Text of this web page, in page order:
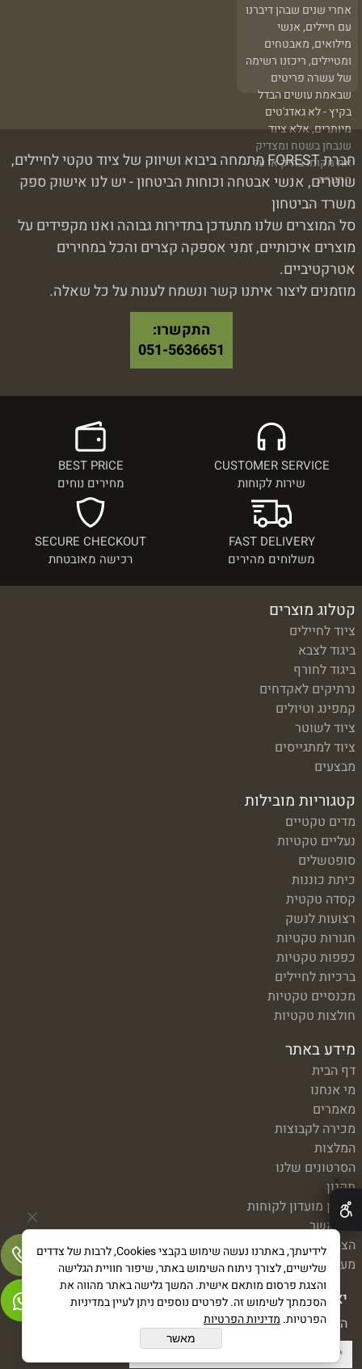
אחרי שנים שבהן דיברנו
עם חיילים, אנשי
מילואים, מאבטחים
ומטיילים, ריכזנו רשימה
של עשרה פריטים
שבאמת עושים הבדל
בקיץ - לא גאדג'טים
מיותרים, אלא ציוד
שנבחן בשטח ומצדיק
את מקומו בתיק או על
החגורה.
חברת FOREST מתמחה ביבוא ושיווק של ציוד טקטי לחיילים,
שוטרים, אנשי אבטחה וכוחות הביטחון - יש לנו אישוק ספק
משרד הביטחון
סל המוצרים שלנו מתעדכן בתדירות גבוהה ואנו מקפידים על
מוצרים איכותיים, זמני אספקה קצרים והכל במחירים
אטרקטיביים.
מוזמנים ליצור איתנו קשר ונשמח לענות על כל שאלה.
התקשרו:
051-5636651
CUSTOMER SERVICE
שירות לקוחות
BEST PRICE
מחירים נוחים
FAST DELIVERY
משלוחים מהירים
SECURE CHECKOUT
רכישה מאובטחת
קטלוג מוצרים
ציוד לחיילים
ביגוד לצבא
ביגוד לחורף
נרתיקים לאקדחים
קמפינג וטיולים
ציוד לשוטר
ציוד למתגייסים
מבצעים
קטגוריות מובילות
מדים טקטיים
נעליים טקטיות
סופטשלים
כיתת כוננות
קסדה טקטית
רצועות לנשק
חגורות טקטיות
כפפות טקטיות
ברכיות לחיילים
מכנסיים טקטיות
חולצות טקטיות
מידע באתר
דף הבית
מי אנחנו
מאמרים
מכירה לקבוצות
המלצות
הסרטונים שלנו
תקנון
תקנון מועדון לקוחות
צור קשר
הצהרת נגישות
מעקב משלוח
יצירת קשר
השאירו פרטים ונחזור בהקדם:
✕
לידיעתך, באתרנו נעשה שימוש בקבצי Cookies, לרבות של צדדים
שלישיים, לצורך ניתוח השימוש באתר, שיפור חוויית הגלישה
והצגת פרסום מותאם אישית. המשך גלישה באתר מהווה את
הסכמתך לשימוש זה. לפרטים נוספים ניתן לעיין במדיניות
הפרטיות. מדיניות הפרטיות
מאשר